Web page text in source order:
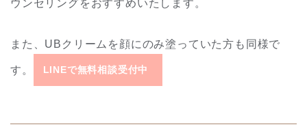
ウンセリングをおすすめいたします。
また、UBクリームを顔にのみ塗っていた方も同様で
す。 LINEで無料相談受付中